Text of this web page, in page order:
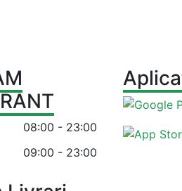
08:00 - 23:00
09:00 - 23:00